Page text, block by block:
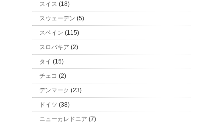
スイス (18)
スウェーデン (5)
スペイン (115)
スロバキア (2)
タイ (15)
チェコ (2)
デンマーク (23)
ドイツ (38)
ニューカレドニア (7)